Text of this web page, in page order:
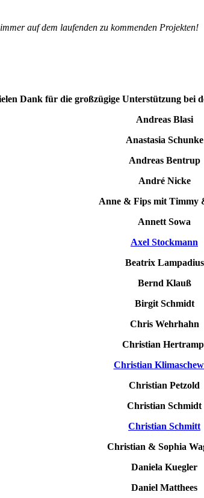
auf dem laufenden zu kommenden Projekten!
Dank für die großzügige Unterstützung bei
Andreas Blasi
Anastasia Schunke
Andreas Bentrup
André Nicke
Anne & Fips mit Timmy
Annett Sowa
Axel Stockmann
Beatrix Lampadius
Bernd Klauß
Birgit Schmidt
Chris Wehrhahn
Christian
Christian
Christian Petzold
Christian Schmidt
Christian Schmitt
Christian & Sophia
Daniela Kuegler
Daniel Matthees